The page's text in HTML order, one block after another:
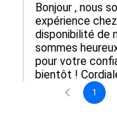
Bonjour , nous
expérience
disponibilité de
sommes
pour votre
bientôt !
1